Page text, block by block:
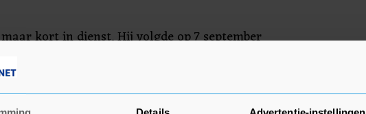
kort in dienst. Hij volgde op 7 september
Javi Gracia op, die na vier speelronden al
Het was Flores' tweede periode bij
seizoen 2015/2016 was hij ook